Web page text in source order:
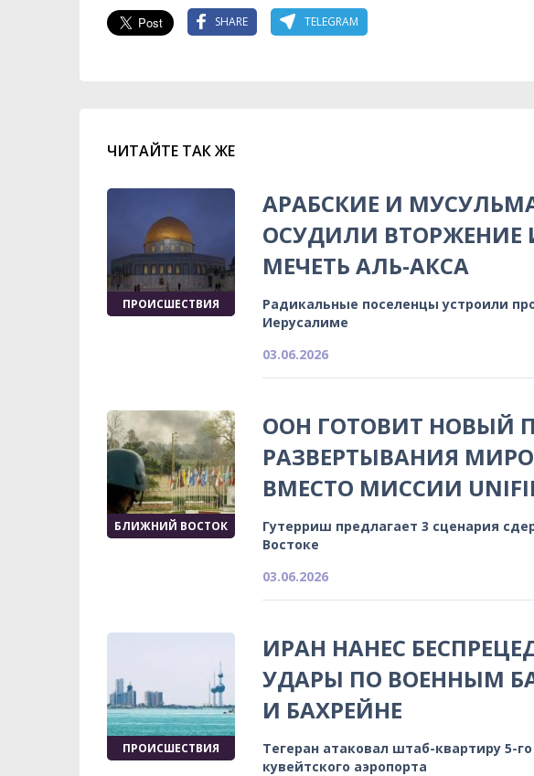
SHARE TELEGRAM
ЧИТАЙТЕ ТАК ЖЕ
ПРОИСШЕСТВИЯ
АРАБСКИЕ И
ОСУДИЛИ ВТОРЖЕНИЕ
МЕЧЕТЬ АЛЬ-АКСА
Радикальные поселенцы устроили
Иерусалиме
03.06.2026
БЛИЖНИЙ ВОСТОК
ООН ГОТОВИТ НОВЫЙ
РАЗВЕРТЫВАНИЯ
ВМЕСТО МИССИИ
Гутерриш предлагает 3 сценария
Востоке
03.06.2026
ПРОИСШЕСТВИЯ
ИРАН НАНЕС
УДАРЫ ПО ВОЕННЫМ
И БАХРЕЙНЕ
Тегеран атаковал штаб-квартиру 5-
кувейтского аэропорта